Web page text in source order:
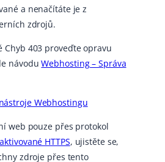
a nenačítáte je z
zdrojů.
Chyb 403 proveďte opravu
návoduWebhosting – Správa
Webhostingu
web pouze přes protokol
aktivované HTTPS, ujistěte se,
zdroje přes tento